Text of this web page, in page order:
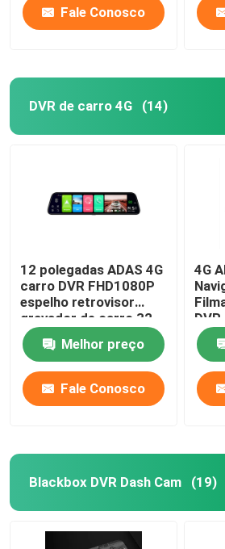
Fale Conosco
DVR de carro 4G (14)
12 polegadas ADAS 4G
carro DVR FHD1080P
espelho retrovisor
gravador de carro 32
GB navegação GPS
Melhor preço
Fale Conosco
4G
Blackbox DVR Dash Cam (19)